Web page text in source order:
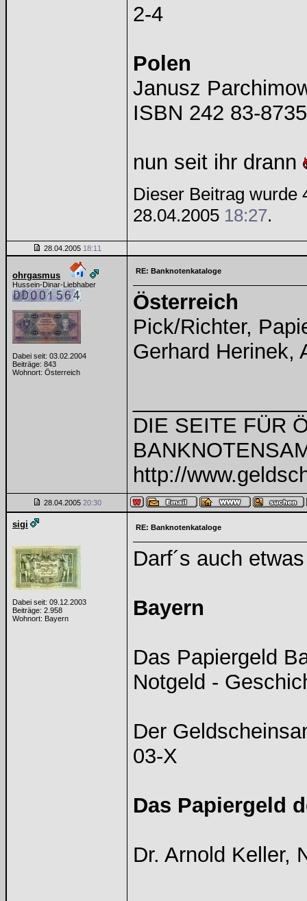
2-4
Polen
Janusz
ISBN 242 83-
nun seit ihr drann
Dieser Beitrag wurde
28.04.2005 18:27.
28.04.2005 18:11
ohrgasmus
Hussein-Dinar-Liebhaber
Dabei seit: 03.02.2004
Beiträge: 843
Wohnort: Österreich
RE: Banknotenkataloge
Österreich
Pick/Richter,
Gerhard Herinek,
DIE SEITE FÜR
http://
28.04.2005 20:30
sigi
Dabei seit: 09.12.2003
Beiträge: 2.958
Wohnort: Bayern
RE: Banknotenkataloge
Darf´s auch
Bayern
Das Papiergeld
Notgeld -
Der
03-X
Das Papiergeld
Dr. Arnold Keller,